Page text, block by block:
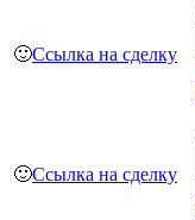
🙂Ссылка на сделку
🙂Ссылка на сделку